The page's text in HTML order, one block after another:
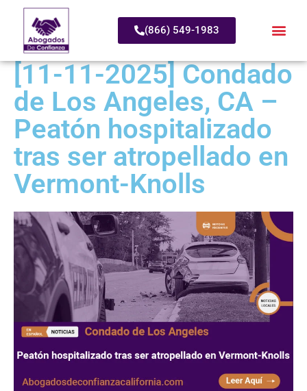
(866) 549-1983
[11-11-2025] Condado
de Los Angeles, CA –
Peatón hospitalizado
tras ser atropellado en
Vermont-Knolls